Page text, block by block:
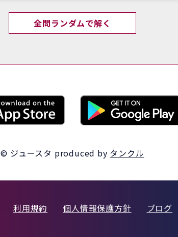
全問ランダムで解く
© ジュースタ produced by タンクル
利用規約 個人情報保護方針 ブログ